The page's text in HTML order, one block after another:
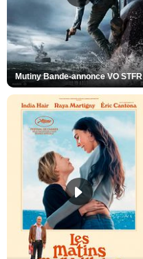
Mutiny Bande-annonce VO STFR